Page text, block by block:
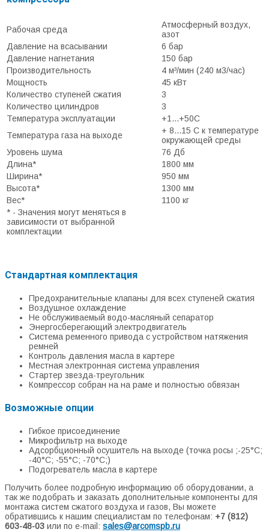
Рабочая среда
Атмосферный воздух,
азот
Давление на всасывании
6 бар
Давление нагнетания
150 бар
Производительность
4 м³/мин (240 м3/час)
Мощность
45 кВт
Количество ступеней сжатия
3
Количество цилиндров
3
Температура эксплуатации
+1...+50С
Температура газа на выходе
+ 8...15 С к температуре
окружающей среды
Уровень шума
76 Дб
Длина*
1800 мм
Ширина*
950 мм
Высота*
1300 мм
Вес*
1100 кг
* - Значения могут меняться в
зависимости от выбранной
комплектации
Стандартная комплектация
Предохранительные клапаны для всех ступеней сжатия
Воздушное охлаждение
Не обслуживаемый водо-масляный сепаратор
Энергосберегающий электродвигатель
Система ременного привода с устройством натяжения
ремней
Контроль давления масла в картере
Местная электронная система управления
Стартер звезда-треугольник
Компрессор собран на на раме и полностью обвязан
Возможные опции
Гибкое присоединение
Микрофильтр на выходе
Адсорбционный осушитель на выходе (точка росы ;-25°С;
-40°С; -55°С; -70°С;)
Подогреватель масла в картере
Получить более подробную информацию об оборудовании, а
так же подобрать и заказать дополнительные компоненты для
монтажа систем сжатого воздуха и газов, Вы можете
обратившись к нашим специалистам по телефонам: +7 (812)
603-48-03 или по e-mail: sales@arcomspb.ru